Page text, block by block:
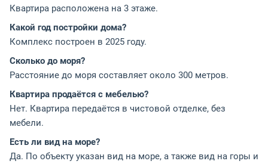
Квартира расположена на 3 этаже.
Какой год постройки дома?
Комплекс построен в 2025 году.
Сколько до моря?
Расстояние до моря составляет около 300 метров.
Квартира продаётся с мебелью?
Нет. Квартира передаётся в чистовой отделке, без
мебели.
Есть ли вид на море?
Да. По объекту указан вид на море, а также вид на горы и